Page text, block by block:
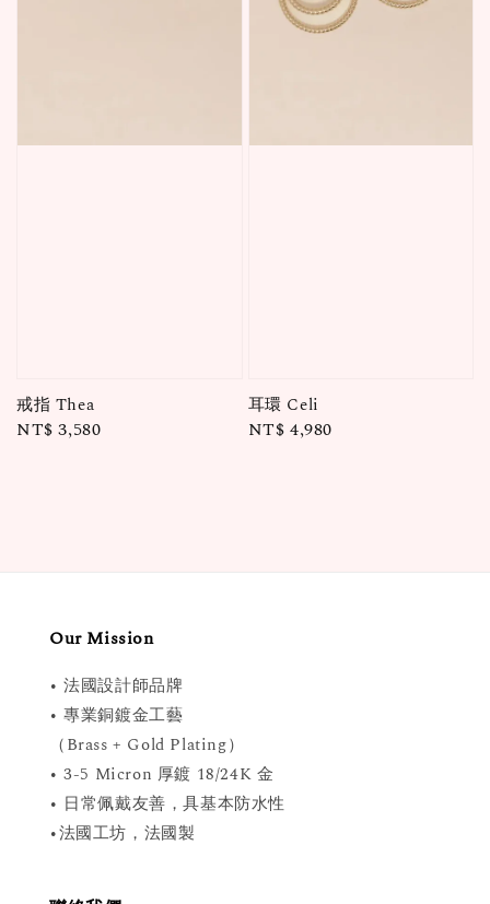
戒指 Thea
Regular
NT$ 3,580
耳環 Celi
Regular
NT$ 4,980
Our Mission
• 法國設計師品牌
• 專業銅鍍金工藝
（Brass + Gold Plating）
• 3-5 Micron 厚鍍 18/24K 金
• 日常佩戴友善，具基本防水性
•法國工坊，法國製